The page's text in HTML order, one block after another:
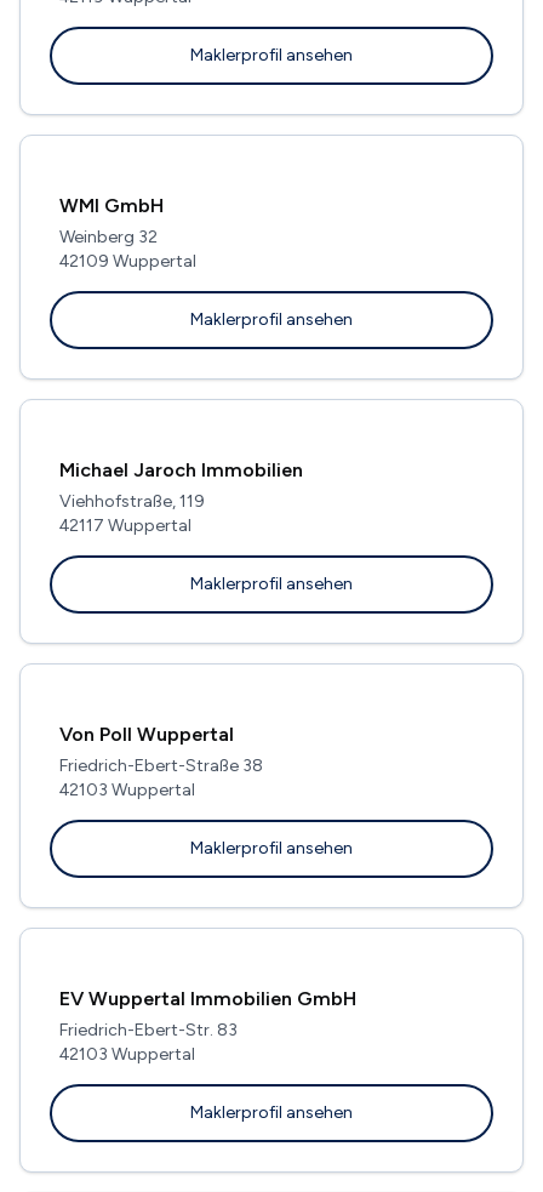
Maklerprofil ansehen
WMI GmbH
Weinberg 32
42109 Wuppertal
Maklerprofil ansehen
Michael Jaroch Immobilien
Viehhofstraße, 119
42117 Wuppertal
Maklerprofil ansehen
Von Poll Wuppertal
Friedrich-Ebert-Straße 38
42103 Wuppertal
Maklerprofil ansehen
EV Wuppertal Immobilien GmbH
Friedrich-Ebert-Str. 83
42103 Wuppertal
Maklerprofil ansehen